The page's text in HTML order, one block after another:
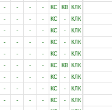
- - - - КС КВ КЛК
- - - - КС - КЛК
- - - - КС - КЛК
- - - - КС - КЛК
- - - - КС - КЛК
- - - - КС КВ КЛК
- - - - КС - КЛК
- - - - КС - КЛК
- - - - КС - КЛК